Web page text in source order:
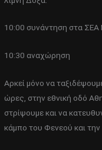
10:00 συνάντηση στα
10:30 αναχώρηση
Αρκεί μόνο να
ώρες, στην εθνική οδό
στρίψουμε και να
κάμπο του Φενεού και